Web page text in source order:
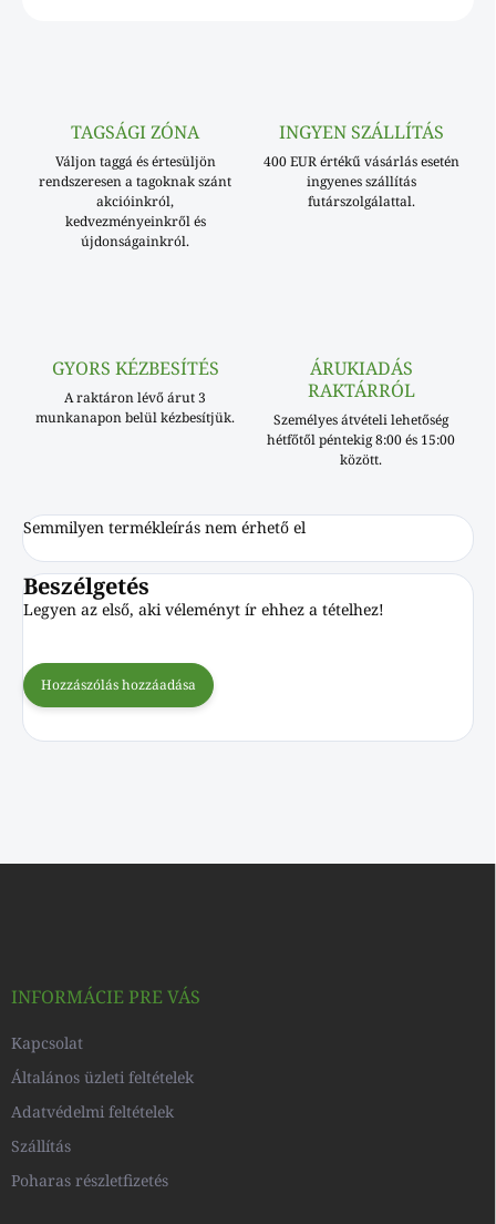
TAGSÁGI ZÓNA
Váljon taggá és értesüljön
rendszeresen a tagoknak szánt
akcióinkról,
kedvezményeinkről és
újdonságainkról.
INGYEN SZÁLLÍTÁS
400 EUR értékű vásárlás esetén
ingyenes szállítás
futárszolgálattal.
GYORS KÉZBESÍTÉS
A raktáron lévő árut 3
munkanapon belül kézbesítjük.
ÁRUKIADÁS
RAKTÁRRÓL
Személyes átvételi lehetőség
hétfőtől péntekig 8:00 és 15:00
között.
Semmilyen termékleírás nem érhető el
Beszélgetés
Legyen az első, aki véleményt ír ehhez a tételhez!
Hozzászólás hozzáadása
INFORMÁCIE PRE VÁS
Kapcsolat
Általános üzleti feltételek
Adatvédelmi feltételek
Szállítás
Poharas részletfizetés